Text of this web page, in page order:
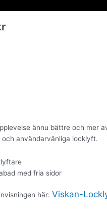
ännu bättre och mer
och användarvänliga locklyft.
med fria sidor
här: Viskan-